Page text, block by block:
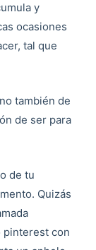
y
ocasiones
tal que
también de
de ser para
de tu
Quizás
pinterest con